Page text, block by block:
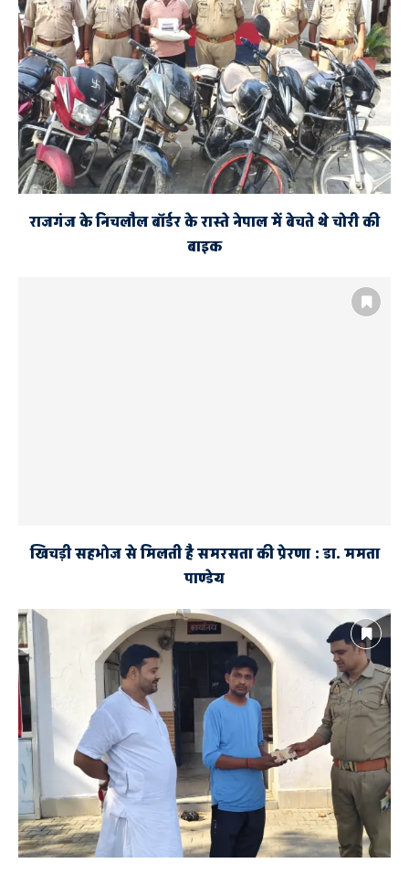
राजगंज के निचलौल बॉर्डर के रास्ते नेपाल में बेचते थे चोरी की
बाइक
खिचड़ी सहभोज से मिलती है समरसता की प्रेरणा : डा. ममता
पाण्डेय